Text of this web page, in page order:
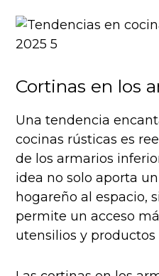
Cortinas en los
Una tendencia
cocinas rústicas es
de los armarios
idea no solo aporta
hogareño al espacio,
permite un acceso
utensilios y productos